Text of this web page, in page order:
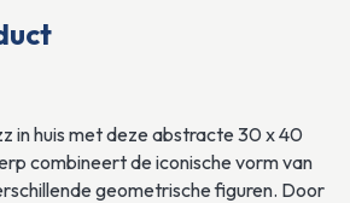
in huis met deze abstracte 30 x 40
combineert de iconische vorm van
geometrische figuren. Door